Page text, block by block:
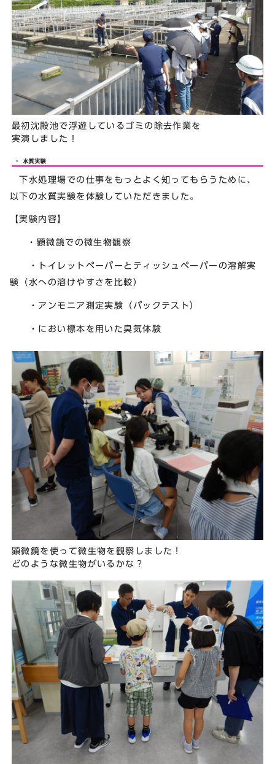
最初沈殿池で浮遊しているゴミの除去作業を
実演しました！
下水処理場での仕事をもっとよく知ってもらうために、
以下の水質実験を体験していただきました。
【実験内容】
・顕微鏡での微生物観察
・トイレットペーパーとティッシュペーパーの溶解実
験（水への溶けやすさを比較）
・アンモニア測定実験（パックテスト）
・におい標本を用いた臭気体験
顕微鏡を使って微生物を観察しました！
どのような微生物がいるかな？